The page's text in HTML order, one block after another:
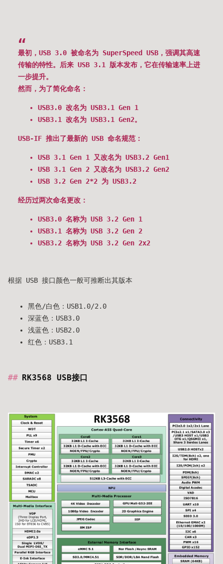
最初，USB 3.0 被命名为 SuperSpeed USB，强调其高速
传输的特性。后来 USB 3.1 版本发布，它在传输速率上进
一步提升。
然而，为了简化命名：
USB3.0 改名为 USB3.1 Gen 1
USB3.1 改名为 USB3.1 Gen2。
USB-IF 推出了最新的 USB 命名规范：
USB 3.1 Gen 1 又改名为 USB3.2 Gen1
USB 3.1 Gen 2 又改名为 USB3.2 Gen2
USB 3.2 Gen 2*2 为 USB3.2
经历过两次命名更改：
USB3.0 名称为 USB 3.2 Gen 1
USB3.1 名称为 USB 3.2 Gen 2
USB3.2 名称为 USB 3.2 Gen 2x2
根据 USB 接口颜色一般可推断出其版本
黑色/白色：USB1.0/2.0
深蓝色：USB3.0
浅蓝色：USB2.0
红色：USB3.1
RK3568 USB接口